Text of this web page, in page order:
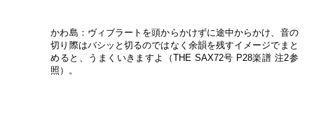
かわ島：ヴィブラートを頭からかけずに途中からかけ、音の
切り際はバシッと切るのではなく余韻を残すイメージでまと
めると、うまくいきますよ（THE SAX72号 P28楽譜 注2参
照）。